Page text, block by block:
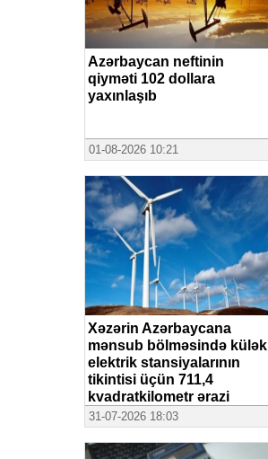
Azərbaycan neftinin
qiyməti 102 dollara
yaxınlaşıb
01-08-2026 10:21
Xəzərin Azərbaycana
mənsub bölməsində külək
elektrik stansiyalarının
tikintisi üçün 711,4
kvadratkilometr ərazi
ayrılıb
31-07-2026 18:03